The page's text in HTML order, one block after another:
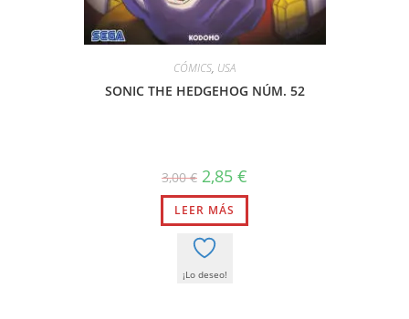
CÓMICS, USA
SONIC THE HEDGEHOG NÚM. 52
3,00€ El
precio
original
era:
3,00 €.
2,85 €
actual
2,85 €.
LEER MÁS
¡Lo deseo!